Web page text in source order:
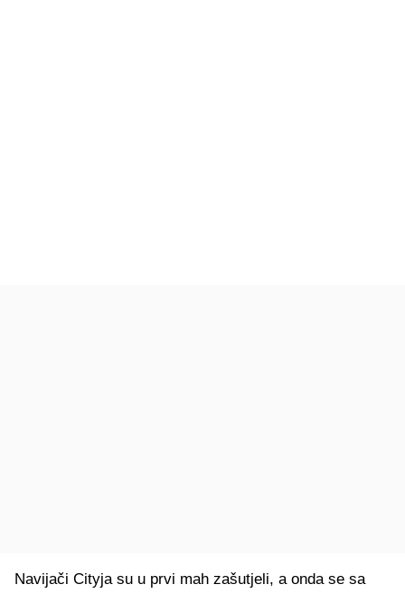
Navijači Cityja su u prvi mah zašutjeli, a onda se sa